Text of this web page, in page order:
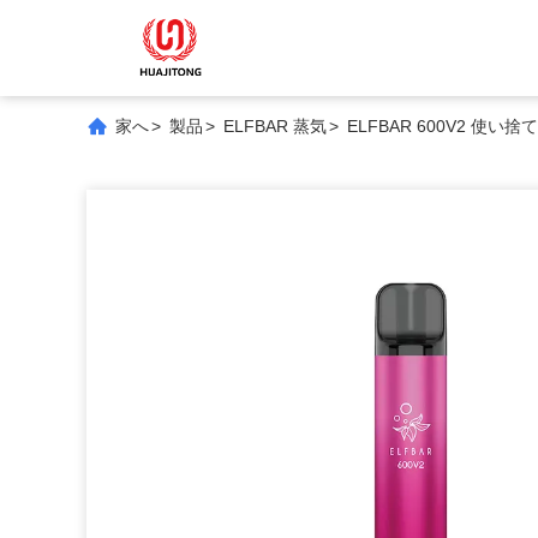
家へ> 製品> ELFBAR 蒸気> ELFBAR 600V2 使い捨